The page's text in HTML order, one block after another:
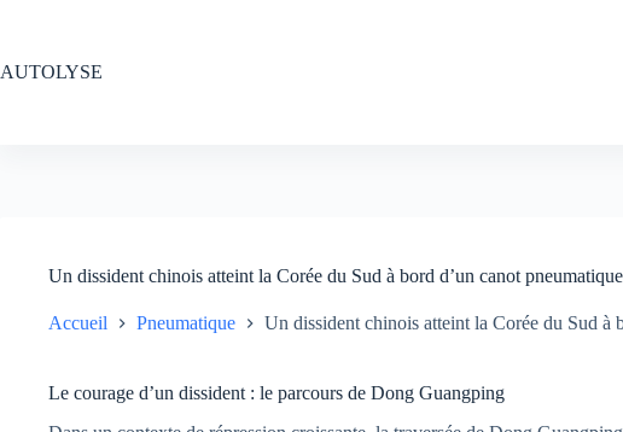
AUTOLYSE
Un dissident chinois atteint la Corée du Sud à bord d’un canot pneumatique
Accueil Pneumatique Un dissident chinois atteint la Corée du Sud à
Le courage d’un dissident : le parcours de Dong Guangping